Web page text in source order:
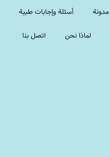
مدونة أسئلة وإجابات طبية
لماذا نحن اتصل بنا